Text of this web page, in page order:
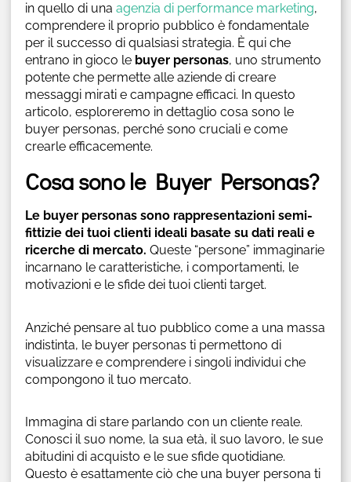
in quello di una agenzia di performance marketing,
comprendere il proprio pubblico è fondamentale
per il successo di qualsiasi strategia. È qui che
entrano in gioco le buyer personas, uno strumento
potente che permette alle aziende di creare
messaggi mirati e campagne efficaci. In questo
articolo, esploreremo in dettaglio cosa sono le
buyer personas, perché sono cruciali e come
crearle efficacemente.
Cosa sono le Buyer Personas?
Le buyer personas sono rappresentazioni semi-
fittizie dei tuoi clienti ideali basate su dati reali e
ricerche di mercato. Queste “persone” immaginarie
incarnano le caratteristiche, i comportamenti, le
motivazioni e le sfide dei tuoi clienti target.
Anziché pensare al tuo pubblico come a una massa
indistinta, le buyer personas ti permettono di
visualizzare e comprendere i singoli individui che
compongono il tuo mercato.
Immagina di stare parlando con un cliente reale.
Conosci il suo nome, la sua età, il suo lavoro, le sue
abitudini di acquisto e le sue sfide quotidiane.
Questo è esattamente ciò che una buyer persona ti